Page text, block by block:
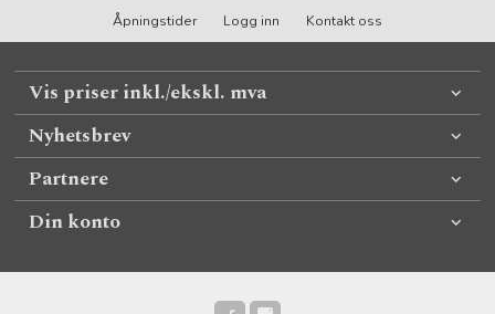
Åpningstider Logg inn Kontakt oss
Vis priser inkl./ekskl. mva
Nyhetsbrev
Partnere
Din konto